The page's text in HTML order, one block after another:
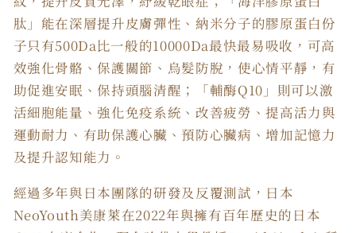
肽」能在深層提升皮膚彈性、納米分子的膠原蛋白份
子只有500Da比一般的10000Da最快最易吸收，可高
效強化骨骼、保護關節、烏髮防脫，使心情平靜，有
助促進安眠、保持頭腦清醒；「輔酶Q10」則可以激
活細胞能量、強化免疫系統、改善疲勞、提高活力與
運動耐力、有助保護心臟、預防心臟病、增加記憶力
及提升認知能力。
經過多年與日本團隊的研發及反覆測試，日本
NeoYouth美康萊在2022年與擁有百年歷史的日本